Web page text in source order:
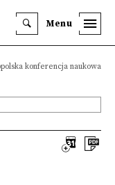
Menu
konferencja naukowa